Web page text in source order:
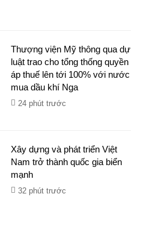
Thượng viện Mỹ thông qua dự
luật trao cho tổng thống quyền
áp thuế lên tới 100% với nước
mua dầu khí Nga
24 phút trước
Xây dựng và phát triển Việt
Nam trở thành quốc gia biển
mạnh
32 phút trước